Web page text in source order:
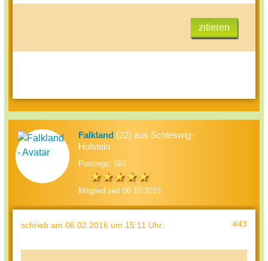
zitieren
Falkland (22) aus Schleswig-
Holstein
Postings: 507
Mitglied seit 06.10.2015
schrieb am 06.02.2016 um 15:11 Uhr: #43